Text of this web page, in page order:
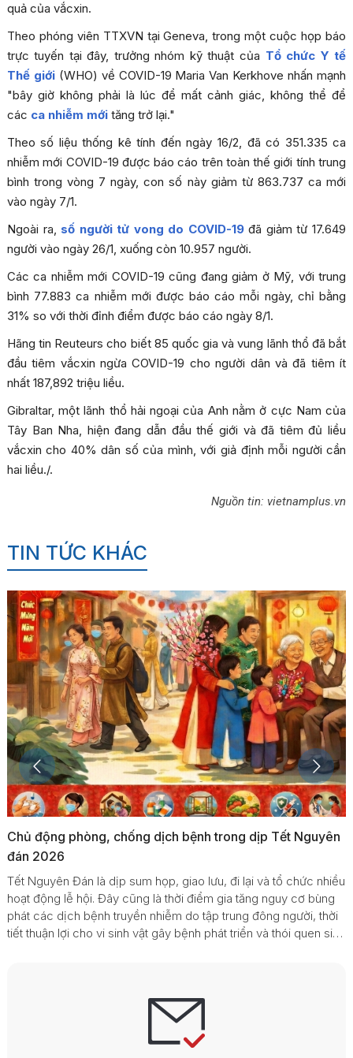
quả của vắcxin.
Theo phóng viên TTXVN tại Geneva, trong một cuộc họp báo
trực tuyến tại đây, trưởng nhóm kỹ thuật của Tổ chức Y tế
Thế giới(WHO) về COVID-19 Maria Van Kerkhove nhấn mạnh
"bây giờ không phải là lúc để mất cảnh giác, không thể để
các ca nhiễm mớităng trở lại."
Theo số liệu thống kê tính đến ngày 16/2, đã có 351.335 ca
nhiễm mới COVID-19 được báo cáo trên toàn thế giới tính trung
bình trong vòng 7 ngày, con số này giảm từ 863.737 ca mới
vào ngày 7/1.
Ngoài ra, số người tử vong do COVID-19đã giảm từ 17.649
người vào ngày 26/1, xuống còn 10.957 người.
Các ca nhiễm mới COVID-19 cũng đang giảm ở Mỹ, với trung
bình 77.883 ca nhiễm mới được báo cáo mỗi ngày, chỉ bằng
31% so với thời đỉnh điểm được báo cáo ngày 8/1.
Hãng tin Reuteurs cho biết 85 quốc gia và vung lãnh thổ đã bắt
đầu tiêm vắcxin ngừa COVID-19 cho người dân và đã tiêm ít
nhất 187,892 triệu liều.
Gibraltar, một lãnh thổ hải ngoại của Anh nằm ở cực Nam của
Tây Ban Nha, hiện đang dẫn đầu thế giới và đã tiêm đủ liều
vắcxin cho 40% dân số của mình, với giả định mỗi người cần
hai liều./.
Nguồn tin: vietnamplus.vn
TIN TỨC KHÁC
dịp Tết Nguyên
đi lại và tổ chức nhiều
tăng nguy cơ bùng
trung đông người, thời
triển và thói quen sinh
CẢNH BÁO BỆNH DO VIRUS
Virus Nipah – là một bệnh truyền
sang người hoặc tiếp xúc với vật
virus. Theo ghi nhận tỷ lệ chết/ mắc
khoảng 40-75%.